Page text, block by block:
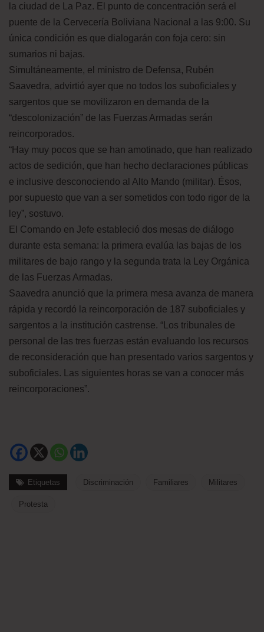
la ciudad de La Paz. El punto de concentración será el
puente de la Cervecería Boliviana Nacional a las 9:00. Su
única condición es que dialogarán con foja cero: sin
sumarios ni bajas.
Simultáneamente, el ministro de Defensa, Rubén
Saavedra, advirtió ayer que no todos los suboficiales y
sargentos que se movilizaron en demanda de la
“descolonización” de las Fuerzas Armadas serán
reincorporados.
“Hay muy pocos que se han amotinado, que han realizado
actos de sedición, que han hecho declaraciones públicas
e inclusive desconociendo al Alto Mando (militar). Ésos,
por supuesto que van a ser sometidos con todo rigor de la
ley”, sostuvo.
El Comando en Jefe estableció dos mesas de diálogo
durante esta semana: la primera evalúa las bajas de los
militares de bajo rango y la segunda trata la Ley Orgánica
de las Fuerzas Armadas.
Saavedra anunció que la primera mesa avanza de manera
rápida y recordó la reincorporación de 187 suboficiales y
sargentos a la institución castrense. “Los tribunales de
personal de las tres fuerzas están evaluando los recursos
de reconsideración que han presentado varios sargentos y
suboficiales. Las siguientes horas se van a conocer más
reincorporaciones”.
Etiquetas Discriminación Familiares Militares
Protesta